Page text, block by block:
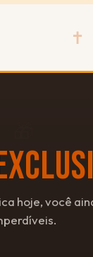
hoje, você